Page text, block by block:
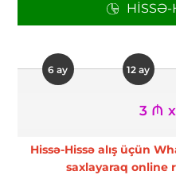
HISSƏ-
6 ay 12 ay
3 ₼
Hissə-Hissə alış üçün
saxlayaraq online